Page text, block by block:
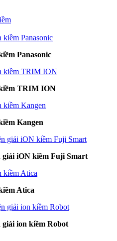
Panasonic
TRIM ION
Kangen
giải iON kiềm Fuji Smart
Atica
ion kiềm Robot